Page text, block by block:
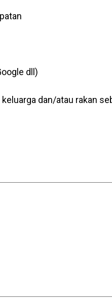
dll)
dan/atau rakan